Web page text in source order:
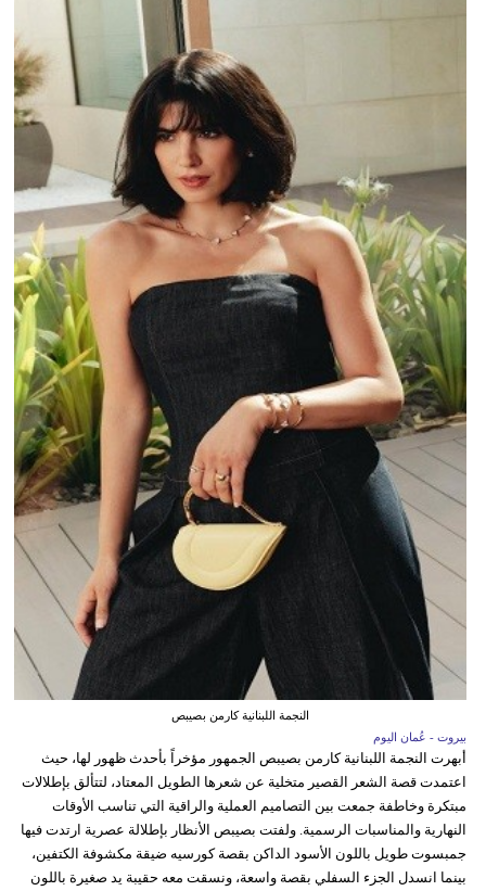
النجمة اللبنانية كارمن بصيبص
بيروت - عُمان اليوم
أبهرت النجمة اللبنانية كارمن بصيبص الجمهور مؤخراً بأحدث ظهور لها، حيث
اعتمدت قصة الشعر القصير متخلية عن شعرها الطويل المعتاد، لتتألق بإطلالات
مبتكرة وخاطفة جمعت بين التصاميم العملية والراقية التي تناسب الأوقات
النهارية والمناسبات الرسمية. ولفتت بصيبص الأنظار بإطلالة عصرية ارتدت فيها
جمبسوت طويل باللون الأسود الداكن بقصة كورسيه ضيقة مكشوفة الكتفين،
بينما انسدل الجزء السفلي بقصة واسعة، ونسقت معه حقيبة يد صغيرة باللون